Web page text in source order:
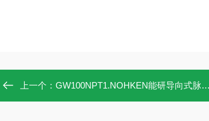
上一个： GW100NPT1.NOHKEN能研导向式脉搏液位计GW100NPT1